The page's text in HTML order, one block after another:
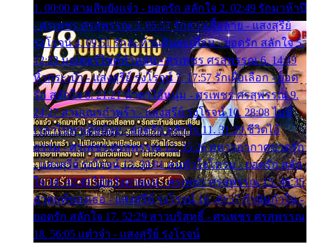
1. 00:00 สามสิบยังแจ๋ว - ยอดรัก สลักใจ 2. 02:49 รักมาห้าปี
- ศรเพชร ศรสุพรรณ 3. 05:57 รักสาวเสื้อลาย - แสงสุรีย์
รุ่งโรจน์ 4. 09:51 รักสะท้านดินสะเทือน - ยอดรัก สลักใจ 5.
12:23 มอเตอร์ไซค์ทำหล่น - ศรเพชร ศรสุพรรณ 6. 14:49
หิ้วกระเป๋า - แสงสุรีย์ รุ่งโรจน์ 7. 17:57 รักเผื่อเลือก - ยอด
รัก สลักใจ 8. 21:21 น้ำตาไอ้หนุ่ม - ศรเพชร ศรสุพรรณ 9.
24:27 สามเณรกำพร้า - แสงสุรีย์ รุ่งโรจน์ 10. 28:08 ไม่มี
เวลาไปหาเมียน้อย - ยอดรัก สลักใจ 11. 31:29 ชีวิตไอ้
ธรรม - ศรเพชร ศรสุพรรณ 12. 35:26 ทหารอากาศขาดรัก
- แสงสุรีย์ รุ่งโรจน์ 13. 39:01 คนหัวใจโทรม - ยอดรัก สลัก
ใจ 14. 42:49 ไอ้หวังตายแน่ - ศรเพชร ศรสุพรรณ 15. 46:35
ธาตุแท้ของเธอ - แสงสุรีย์ รุ่งโรจน์ 16. 49:57 กำนันกำใน -
ยอดรัก สลักใจ 17. 52:29 สาวบริสุทธิ์ - ศรเพชร ศรสุพรรณ
18. 56:05 แต๋วจ๋า - แสงสุรีย์ รุ่งโรจน์